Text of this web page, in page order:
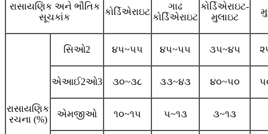
રાસાયણિક અને ભૌતિક
સૂચકાંક
કોર્ડિએરાઇટ
ગાઢ
કોર્ડિએરાઇટ
કોર્ડિએરાઇટ-
મુલાઇટ
રાસાયણિક
રચના (%)
સિઓ2 ૪૫~૫૫ ૪૫~૫૫ ૩૫~૪૫
એઆઈ2ઓ3 ૩૦~૩૮ ૩૩~૪૩ ૪૦~૫૦
એમજીઓ ૧૦~૧૫ ૫~૧૩ ૩~૧૩